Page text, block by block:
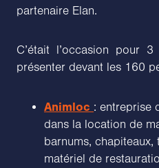
partenaire Elan.
C’était l’occasion pour
présenter devant les 160
Animloc : entreprise
dans la location de
barnums, chapiteaux,
matériel de